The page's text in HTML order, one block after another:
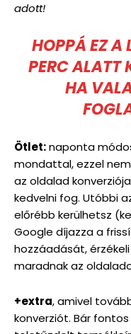
adott!
HOPPÁ EZ A
PERC ALATT
HA
Ötlet:naponta
mondattal, ezzel
az oldalad
kedvelni fog. Utóbbi
előrébb kerülhetsz
Google díjazza a
hozzáadását,
maradnak az
+extra, amivel
konverziót. Bár